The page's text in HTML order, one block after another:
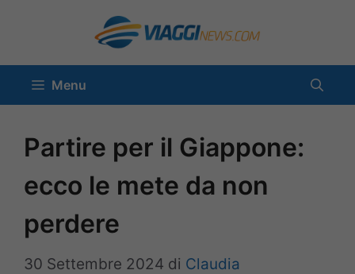
contenuto
Menu
Partire per il Giappone:
ecco le mete da non
perdere
30 Settembre 2024 di Claudia